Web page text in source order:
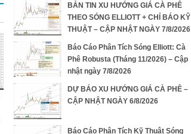
BẢN TIN XU HƯỚNG GIÁ CÀ PHÊ
THEO SÓNG ELLIOTT + CHỈ BÁO KỸ
THUẬT – CẬP NHẬT NGÀY 7/8/2026
Báo Cáo Phân Tích Sóng Elliott: Cà
Phê Robusta (Tháng 11/2026) – Cập
nhật ngày 7/8/2026
DỰ BÁO XU HƯỚNG GIÁ CÀ PHÊ –
CẬP NHẬT NGÀY 6/8/2026
Báo Cáo Phân Tích Kỹ Thuật Sóng